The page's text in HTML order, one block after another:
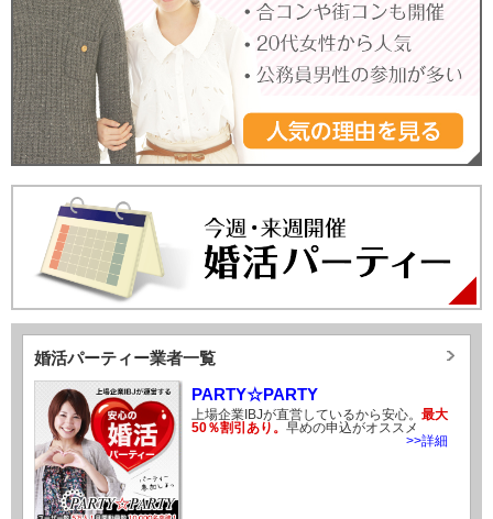
婚活パーティー業者一覧
PARTY☆PARTY
上場企業IBJが直営しているから安心。 最大
50％割引あり。 早めの申込がオススメ
>>詳細